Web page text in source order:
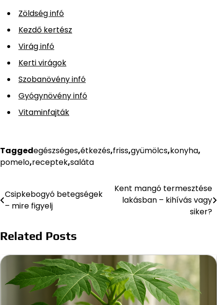
Zöldség infó
Kezdő kertész
Virág infó
Kerti virágok
Szobanövény infó
Gyógynövény infó
Vitaminfajták
Taggedegészséges,étkezés,friss,gyümölcs,konyha,
pomelo,receptek,saláta
Bejegyzés
navigáció
Csipkebogyó betegségek
– mire figyelj
Kent mangó termesztése
lakásban – kihívás vagy
siker?
Related Posts